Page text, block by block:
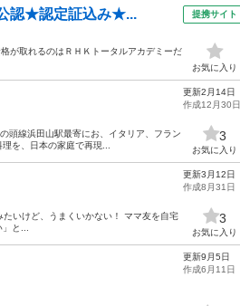
認★認定証込み★...
が取れるのはＲＨＫトータルアカデミーだ
提携サイト
お気に入り
頭線浜田山駅最寄にお、イタリア、フラン
を、日本の家庭で再現...
更新2月14日
作成12月30日
3
お気に入り
いけど、うまくいかない！ ママ友を自宅
と...
更新3月12日
作成8月31日
3
お気に入り
更新9月5日
作成6月11日